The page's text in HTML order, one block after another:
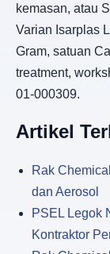
kemasan, atau
Varian Isarplas
Gram, satuan
treatment,
01-000309.
Artikel
Rak
dan Aerosol
PSEL Legok
Kontraktor